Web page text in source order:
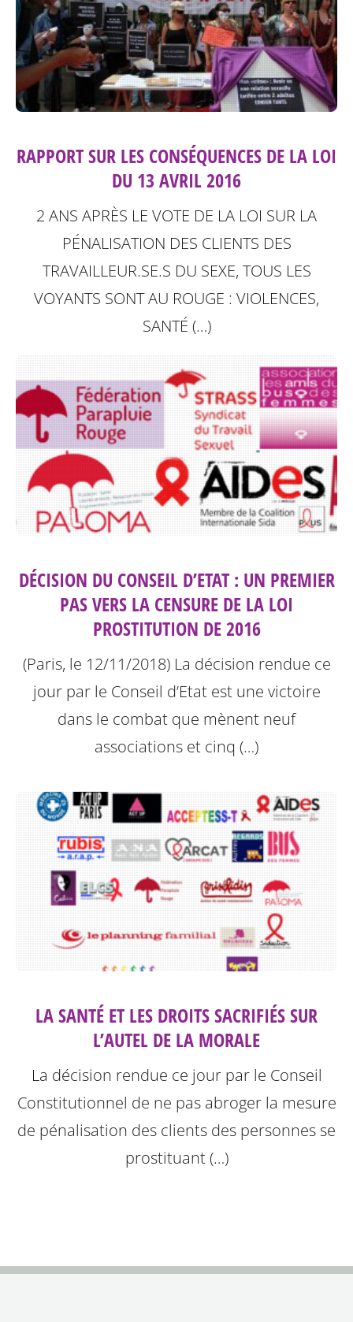
RAPPORT SUR LES CONSÉQUENCES DE LA LOI
DU 13 AVRIL 2016
2 ANS APRÈS LE VOTE DE LA LOI SUR LA
PÉNALISATION DES CLIENTS DES
TRAVAILLEUR.SE.S DU SEXE, TOUS LES
VOYANTS SONT AU ROUGE : VIOLENCES,
SANTÉ (…)
DÉCISION DU CONSEIL D’ETAT : UN PREMIER
PAS VERS LA CENSURE DE LA LOI
PROSTITUTION DE 2016
(Paris, le 12/11/2018) La décision rendue ce
jour par le Conseil d’Etat est une victoire
dans le combat que mènent neuf
associations et cinq (…)
LA SANTÉ ET LES DROITS SACRIFIÉS SUR
L’AUTEL DE LA MORALE
La décision rendue ce jour par le Conseil
Constitutionnel de ne pas abroger la mesure
de pénalisation des clients des personnes se
prostituant (…)